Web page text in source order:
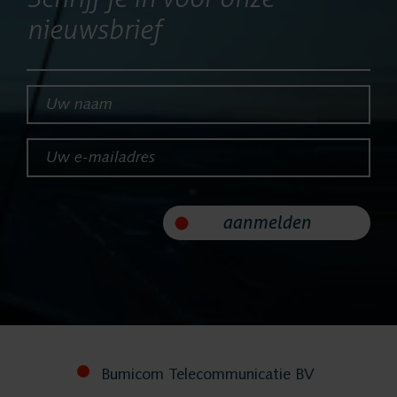
Nieuws
Service
Helpdesk
24/7 Support
systemen
Systeemonderhoud
nieuwsbrief
Uw naam*
Uw e-mailadres*
aanmelden
Bumicom Telecommunicatie BV